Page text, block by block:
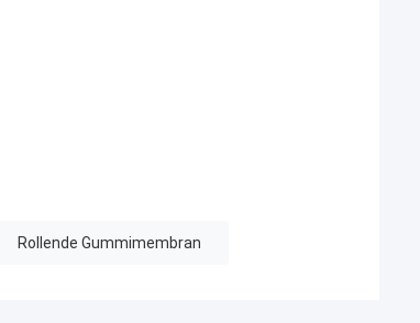
Rollende Gummimembran